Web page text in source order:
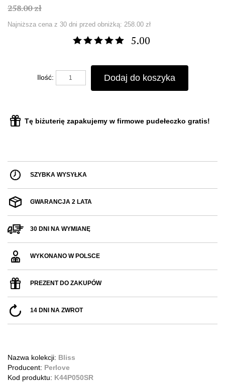
258.00 zł
Najniższa cena z 30 dni przed obniżką: 258.00 zł
5.00
Ilość: Dodaj do koszyka
Tę biżuterię zapakujemy w firmowe pudełeczko gratis!
SZYBKA WYSYŁKA
GWARANCJA 2 LATA
30 DNI NA WYMIANĘ
WYKONANO W POLSCE
PREZENT DO ZAKUPÓW
14 DNI NA ZWROT
Nazwa kolekcji: Bliss
Producent: Perlove
Kod produktu: K44P050SR